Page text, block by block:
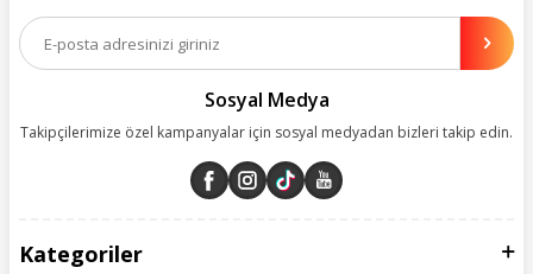
olanakları sunuyoruz. Çalışmalarımızı müşterilerimizin memnuniyetini
esas alarak yürütüyoruz.
Sosyal Medya
Takipçilerimize özel kampanyalar için sosyal medyadan bizleri takip edin.
Kategoriler